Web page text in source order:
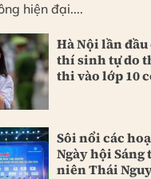
hiện đại....
Hà Nội lần
thí sinh tự do
thi vào lớp 10
Sôi nổi các
Ngày hội Sáng
niên Thái